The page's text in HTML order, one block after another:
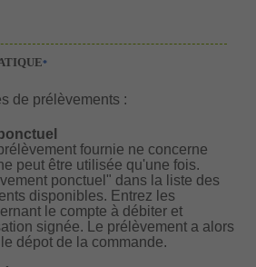
*
de prélèvements :
fournie ne concerne
peut être utilisée qu'une fois.
ponctuel" dans la liste des
disponibles. Entrez les
le compte à débiter et
signée. Le prélèvement a alors
dépot de la commande.